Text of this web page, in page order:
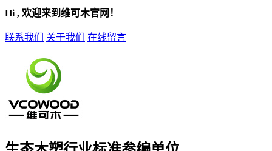
Hi , 欢迎来到维可木官网！
联系我们 关于我们 在线留言